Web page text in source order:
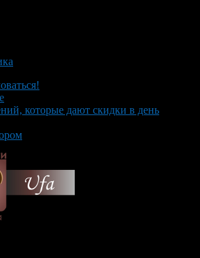
которые дают скидки в день